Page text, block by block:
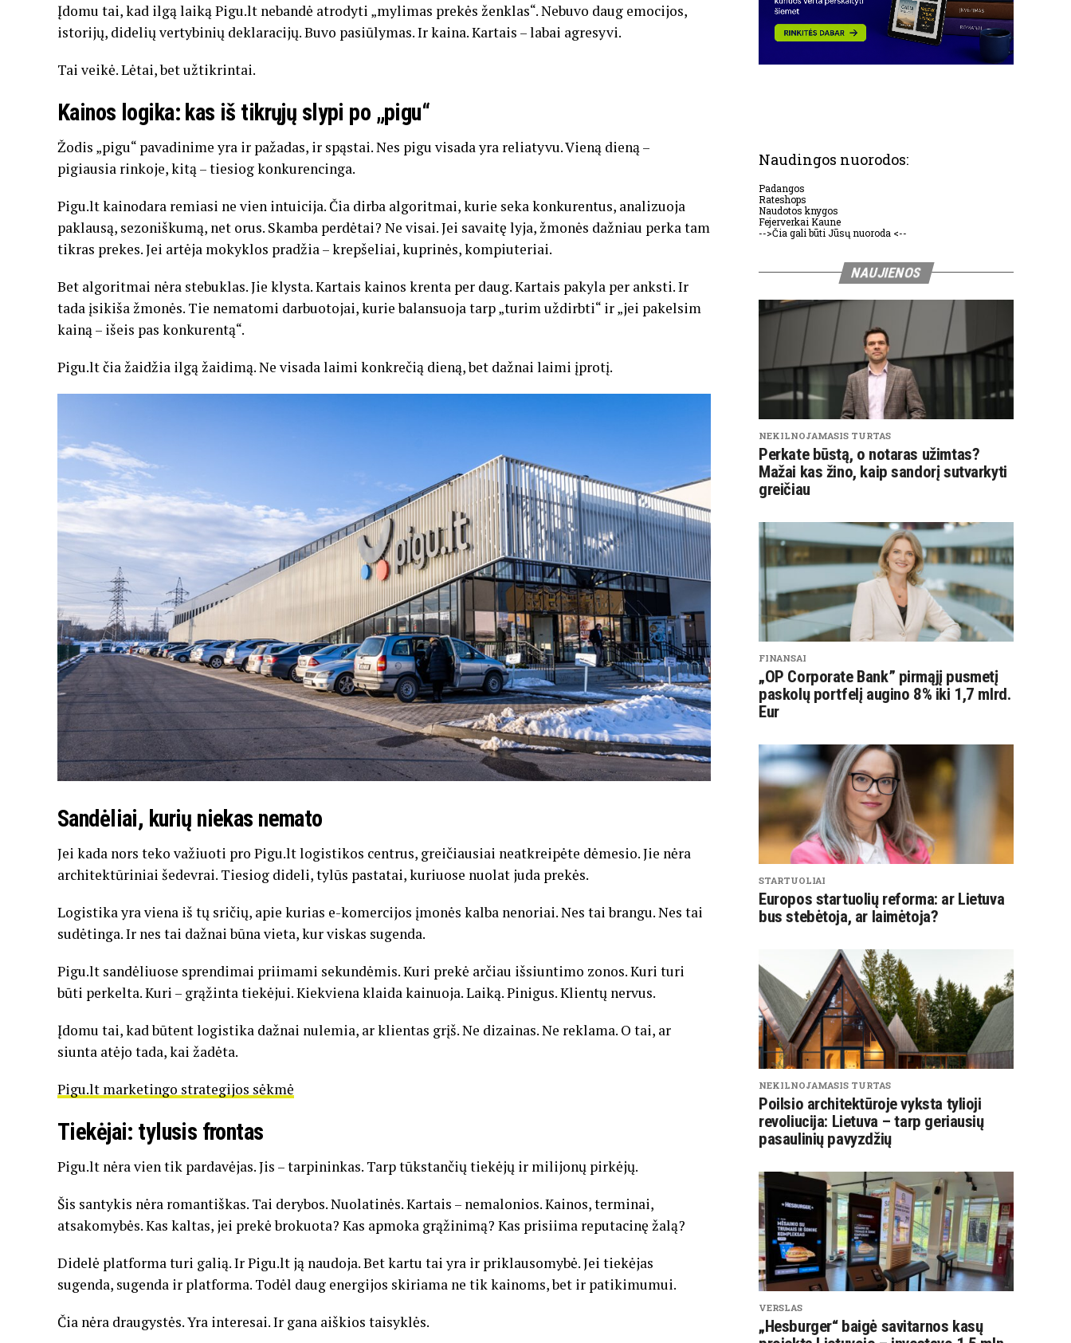
Įdomu tai, kad ilgą laiką Pigu.lt nebandė atrodyti „mylimas prekės ženklas“. Nebuvo daug emocijos,
istorijų, didelių vertybinių deklaracijų. Buvo pasiūlymas. Ir kaina. Kartais – labai agresyvi.
Tai veikė. Lėtai, bet užtikrintai.
Kainos logika: kas iš tikrųjų slypi po „pigu“
Žodis „pigu“ pavadinime yra ir pažadas, ir spąstai. Nes pigu visada yra reliatyvu. Vieną dieną –
pigiausia rinkoje, kitą – tiesiog konkurencinga.
Pigu.lt kainodara remiasi ne vien intuicija. Čia dirba algoritmai, kurie seka konkurentus, analizuoja
paklausą, sezoniškumą, net orus. Skamba perdėtai? Ne visai. Jei savaitę lyja, žmonės dažniau perka tam
tikras prekes. Jei artėja mokyklos pradžia – krepšeliai, kuprinės, kompiuteriai.
Bet algoritmai nėra stebuklas. Jie klysta. Kartais kainos krenta per daug. Kartais pakyla per anksti. Ir
tada įsikiša žmonės. Tie nematomi darbuotojai, kurie balansuoja tarp „turim uždirbti“ ir „jei pakelsim
kainą – išeis pas konkurentą“.
Pigu.lt čia žaidžia ilgą žaidimą. Ne visada laimi konkrečią dieną, bet dažnai laimi įprotį.
Sandėliai, kurių niekas nemato
Jei kada nors teko važiuoti pro Pigu.lt logistikos centrus, greičiausiai neatkreipėte dėmesio. Jie nėra
architektūriniai šedevrai. Tiesiog dideli, tylūs pastatai, kuriuose nuolat juda prekės.
Logistika yra viena iš tų sričių, apie kurias e-komercijos įmonės kalba nenoriai. Nes tai brangu. Nes tai
sudėtinga. Ir nes tai dažnai būna vieta, kur viskas sugenda.
Pigu.lt sandėliuose sprendimai priimami sekundėmis. Kuri prekė arčiau išsiuntimo zonos. Kuri turi
būti perkelta. Kuri – grąžinta tiekėjui. Kiekviena klaida kainuoja. Laiką. Pinigus. Klientų nervus.
Įdomu tai, kad būtent logistika dažnai nulemia, ar klientas grįš. Ne dizainas. Ne reklama. O tai, ar
siunta atėjo tada, kai žadėta.
Pigu.lt marketingo strategijos sėkmė
Tiekėjai: tylusis frontas
Pigu.lt nėra vien tik pardavėjas. Jis – tarpininkas. Tarp tūkstančių tiekėjų ir milijonų pirkėjų.
Šis santykis nėra romantiškas. Tai derybos. Nuolatinės. Kartais – nemalonios. Kainos, terminai,
atsakomybės. Kas kaltas, jei prekė brokuota? Kas apmoka grąžinimą? Kas prisiima reputacinę žalą?
Didelė platforma turi galią. Ir Pigu.lt ją naudoja. Bet kartu tai yra ir priklausomybė. Jei tiekėjas
sugenda, sugenda ir platforma. Todėl daug energijos skiriama ne tik kainoms, bet ir patikimumui.
Čia nėra draugystės. Yra interesai. Ir gana aiškios taisyklės.
Naudingos nuorodos:
Padangos
Rateshops
Naudotos knygos
Fejerverkai Kaune
-->Čia gali būti Jūsų nuoroda <--
NAUJIENOS
NEKILNOJAMASIS TURTAS
Perkate būstą, o notaras užimtas?
Mažai kas žino, kaip sandorį sutvarkyti
greičiau
FINANSAI
„OP Corporate Bank” pirmąjį pusmetį
paskolų portfelį augino 8% iki 1,7 mlrd.
Eur
STARTUOLIAI
Europos startuolių reforma: ar Lietuva
bus stebėtoja, ar laimėtoja?
NEKILNOJAMASIS TURTAS
Poilsio architektūroje vyksta tylioji
revoliucija: Lietuva – tarp geriausių
pasaulinių pavyzdžių
VERSLAS
„Hesburger“ baigė savitarnos kasų